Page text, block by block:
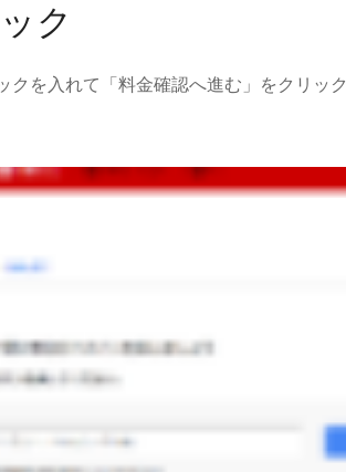
ク
を入れて「料金確認へ進む」をクリック